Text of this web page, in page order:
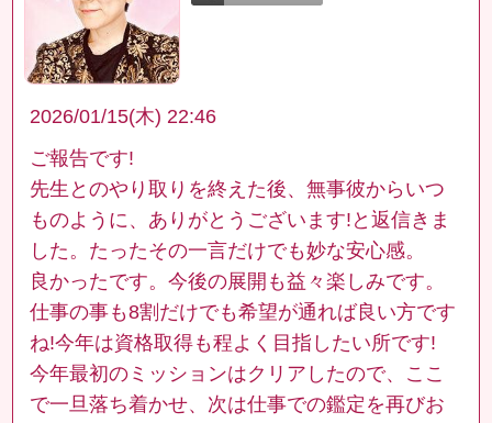
2026/01/15(木) 22:46
ご報告です!
先生とのやり取りを終えた後、無事彼からいつ
ものように、ありがとうございます!と返信きま
した。たったその一言だけでも妙な安心感。
良かったです。今後の展開も益々楽しみです。
仕事の事も8割だけでも希望が通れば良い方です
ね!今年は資格取得も程よく目指したい所です!
今年最初のミッションはクリアしたので、ここ
で一旦落ち着かせ、次は仕事での鑑定を再びお